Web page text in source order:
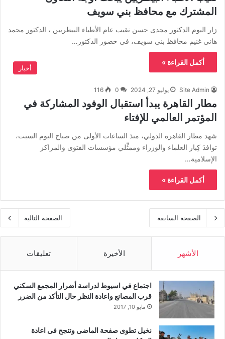
المشترك مع محافظ بني سويف
زار اليوم الدكتور مجدى حسن نقيب عام الأطباء البيطريين ، الدكتور محمد
هاني غنيم محافظ بني سويف، في حضور الدكتور…
أكمل القراءة »
أخبار
Site Admin يوليو 27, 2024 0
116
مطار القاهرة يبدأ استقبال الوفود المشاركة في
المؤتمر العالمي للإفتاء
شهد مطار القاهرة الدولي، منذ الساعات الأولى من صباح اليوم السبت،
توافدَ كِبار العلماء والوزراء وممثِّلي مؤسسات الفتوى والمراكز
الإسلامية…
أكمل القراءة »
الصفحة السابقة الصفحة التالية
الأشهر الأخيرة تعليقات
اجتماع في اسيوط لدراسة أضرار المجمع السكني
قرب المصانع واعادة النظر حال التأكد من الضرر
مايو 10, 2017
نخيل تطوى صفحة الماضى وتنجح فى اعادة